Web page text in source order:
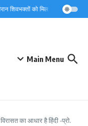
शिवभक्तों को मिल रहा त्वरित
Main Menu
का आधार है हिंदी -प्रो.